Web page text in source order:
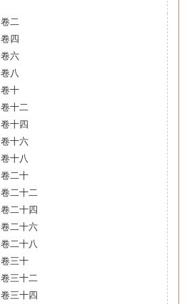
卷二
卷四
卷六
卷八
卷十
卷十二
卷十四
卷十六
卷十八
卷二十
卷二十二
卷二十四
卷二十六
卷二十八
卷三十
卷三十二
卷三十四